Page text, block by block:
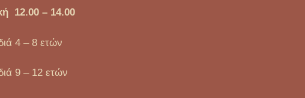
12.00 – 14.00
4 – 8 ετών
9 – 12 ετών